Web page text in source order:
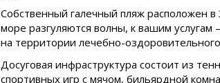
Собственный галечный пляж расположен в
море разгуляются волны, к вашим услугам
на территории лечебно-оздоровительного
Досуговая инфраструктура состоит из
спортивных игр с мячом, бильярдной